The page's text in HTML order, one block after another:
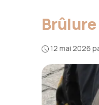
12 mai 2026